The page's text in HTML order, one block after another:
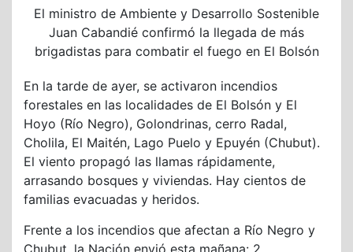
El ministro de Ambiente y Desarrollo Sostenible
Juan Cabandié confirmó la llegada de más
brigadistas para combatir el fuego en El Bolsón
En la tarde de ayer, se activaron incendios
forestales en las localidades de El Bolsón y El
Hoyo (Río Negro), Golondrinas, cerro Radal,
Cholila, El Maitén, Lago Puelo y Epuyén (Chubut).
El viento propagó las llamas rápidamente,
arrasando bosques y viviendas. Hay cientos de
familias evacuadas y heridos.
Frente a los incendios que afectan a Río Negro y